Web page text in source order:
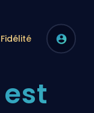
Fidélité